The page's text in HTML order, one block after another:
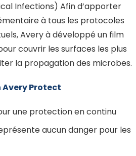
Infections) Afin d’apporter
à tous les protocoles
Avery à développé un film
couvrir les surfaces les plus
la propagation des microbes.
Protect
une protection en continu
aucun danger pour les